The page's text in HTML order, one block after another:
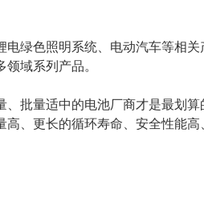
绿色照明系统、电动汽车等相关
域系列产品。
批量适中的电池厂商才是最划算
、更长的循环寿命、安全性能高